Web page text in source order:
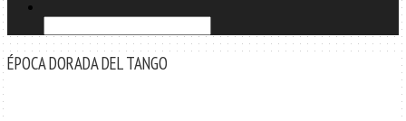
ÉPOCA DORADA DEL TANGO